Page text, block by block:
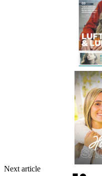
Next article